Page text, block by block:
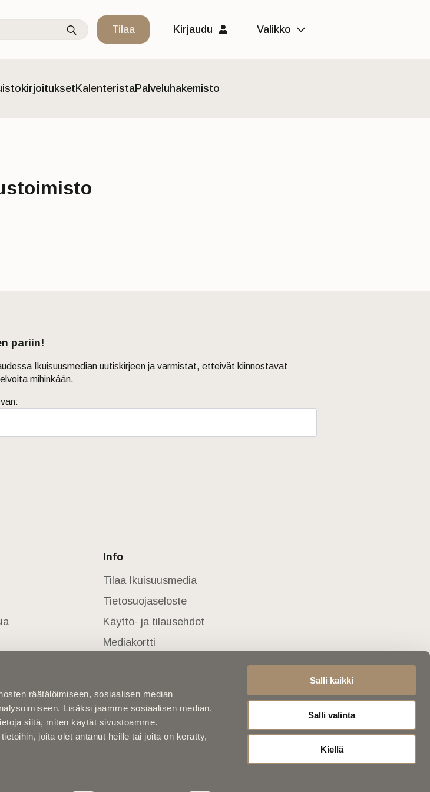
räätälöimiseen, sosiaalisen median
Lisäksi jaamme sosiaalisen median,
siitä, miten käytät sivustoamme.
joita olet antanut heille tai joita on kerätty,
Salli kaikki
Salli valinta
Kiellä
Search
for:
Tilaa Kirjaudu Valikko
KalenteristaPalveluhakemisto
pariin!
Ikuisuusmedian uutiskirjeen ja varmistat, etteivät kiinnostavat
mihinkään.
Info
Tilaa Ikuisuusmedia
Tietosuojaseloste
Käyttö- ja tilausehdot
Mediakortti